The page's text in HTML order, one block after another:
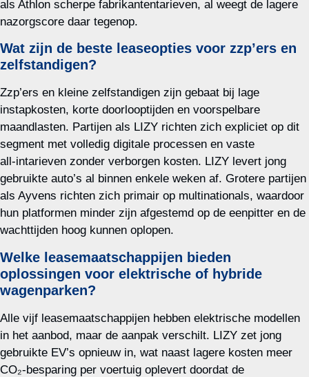
als Athlon scherpe fabrikantentarieven, al weegt de lagere
nazorgscore daar tegenop.
Wat zijn de beste leaseopties voor zzp’ers en
zelfstandigen?
Zzp’ers en kleine zelfstandigen zijn gebaat bij lage
instapkosten, korte doorlooptijden en voorspelbare
maandlasten. Partijen als LIZY richten zich expliciet op dit
segment met volledig digitale processen en vaste
all‑intarieven zonder verborgen kosten. LIZY levert jong
gebruikte auto’s al binnen enkele weken af. Grotere partijen
als Ayvens richten zich primair op multinationals, waardoor
hun platformen minder zijn afgestemd op de eenpitter en de
wachttijden hoog kunnen oplopen.
Welke leasemaatschappijen bieden
oplossingen voor elektrische of hybride
wagenparken?
Alle vijf leasemaatschappijen hebben elektrische modellen
in het aanbod, maar de aanpak verschilt. LIZY zet jong
gebruikte EV’s opnieuw in, wat naast lagere kosten meer
CO₂‑besparing per voertuig oplevert doordat de